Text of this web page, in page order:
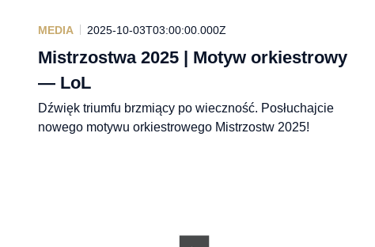
MEDIA 2025-10-03T03:00:00.000Z
Mistrzostwa 2025 | Motyw orkiestrowy
— LoL
Dźwięk triumfu brzmiący po wieczność. Posłuchajcie
nowego motywu orkiestrowego Mistrzostw 2025!